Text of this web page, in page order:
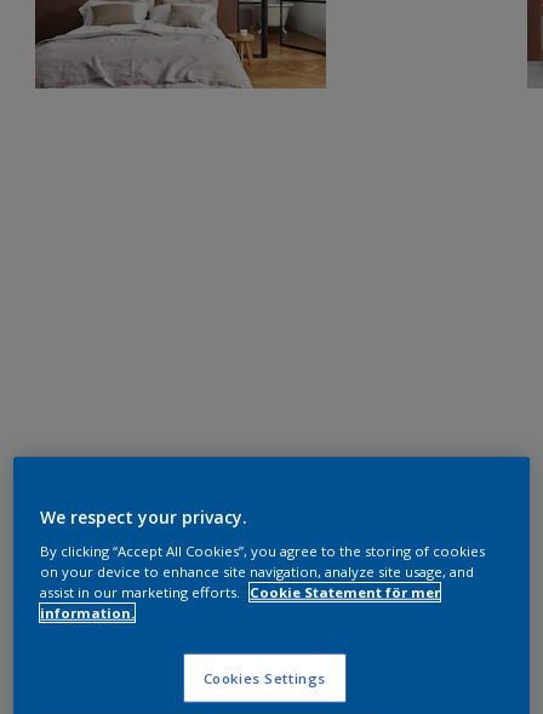
We respect your privacy.
By clicking “Accept All Cookies”, you agree to the storing of cookies
on your device to enhance site navigation, analyze site usage, and
assist in our marketing efforts.
Cookie Statement för mer
information.
Cookies Settings